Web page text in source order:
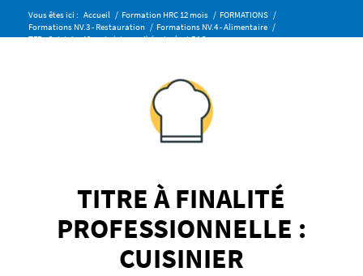
Vous êtes ici : Accueil / Formation HRC 12 mois / FORMATIONS /
Formations NV.3 - Restauration / Formations NV.4 - Alimentaire /
TFP : Cuisinier 12 mois (niveau 4) équivalent BAC
TITRE À FINALITÉ
PROFESSIONNELLE :
CUISINIER